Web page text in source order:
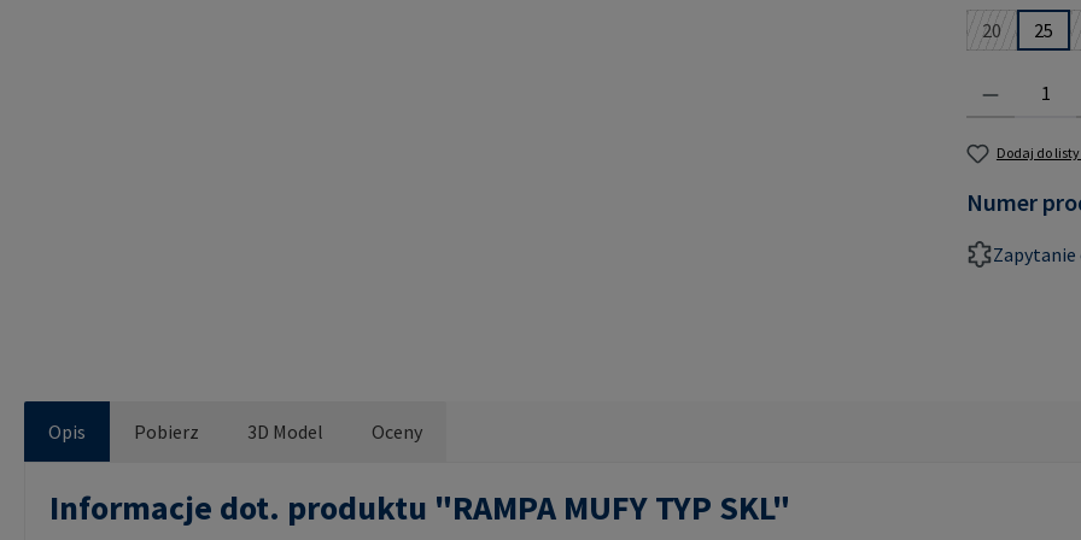
20
(Ta opcja
25
Dodaj do
Numer
Opis Pobierz 3D Model Oceny
Informacje dot. produktu "RAMPA MUFY TYP SKL"